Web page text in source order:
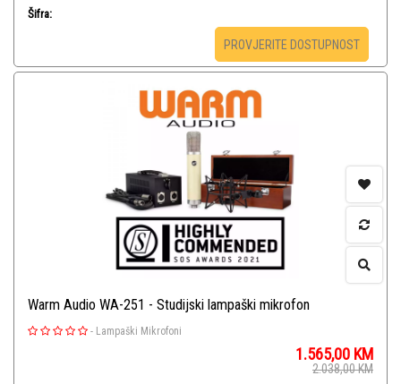
Šifra:
PROVJERITE DOSTUPNOST
Warm Audio WA-251 - Studijski lampaški mikrofon
- Lampaški Mikrofoni
1.565,00 KM
2.038,00KM